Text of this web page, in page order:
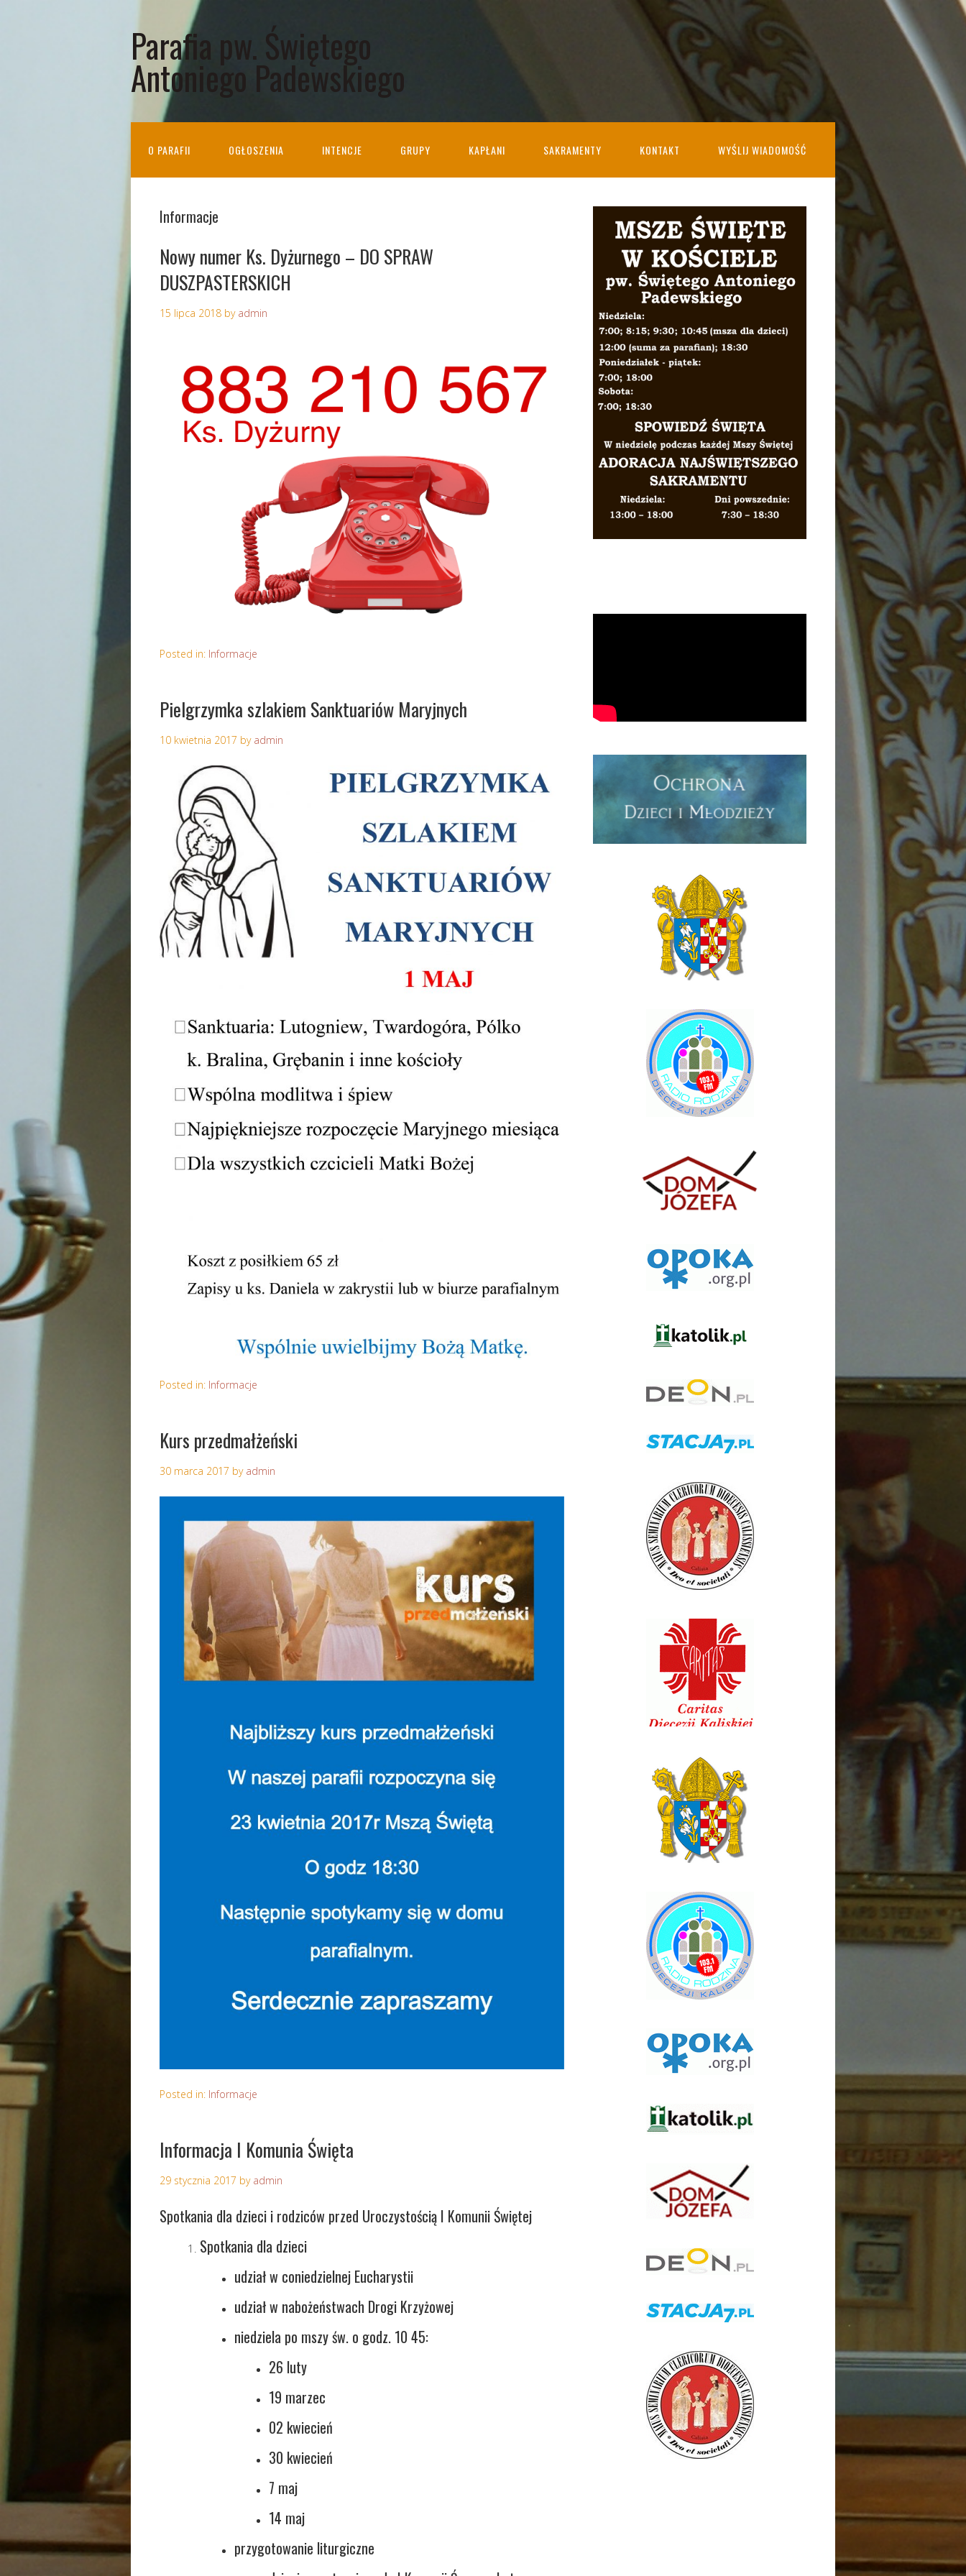
Parafia pw. Świętego
Antoniego Padewskiego
O PARAFII OGŁOSZENIA INTENCJE GRUPY KAPŁANI SAKRAMENTY KONTAKT WYŚLIJ WIADOMOŚĆ
Informacje
Nowy numer Ks. Dyżurnego – DO SPRAW
DUSZPASTERSKICH
15 lipca 2018 by admin
Posted in: Informacje
Pielgrzymka szlakiem Sanktuariów Maryjnych
10 kwietnia 2017 by admin
Posted in: Informacje
Kurs przedmałżeński
30 marca 2017 by admin
Posted in: Informacje
Informacja I Komunia Święta
29 stycznia 2017 by admin
Spotkania dla dzieci i rodziców przed Uroczystością I Komunii Świętej
Spotkania dla dzieci
udział w coniedzielnej Eucharystii
udział w nabożeństwach Drogi Krzyżowej
niedziela po mszy św. o godz. 10 45:
26 luty
19 marzec
02 kwiecień
30 kwiecień
7 maj
14 maj
przygotowanie liturgiczne